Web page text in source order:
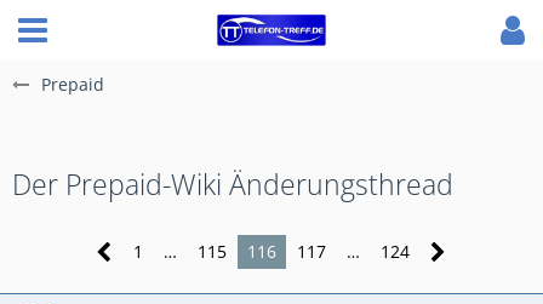
Prepaid
Der Prepaid-Wiki Änderungsthread
1 … 115 116 117 … 124